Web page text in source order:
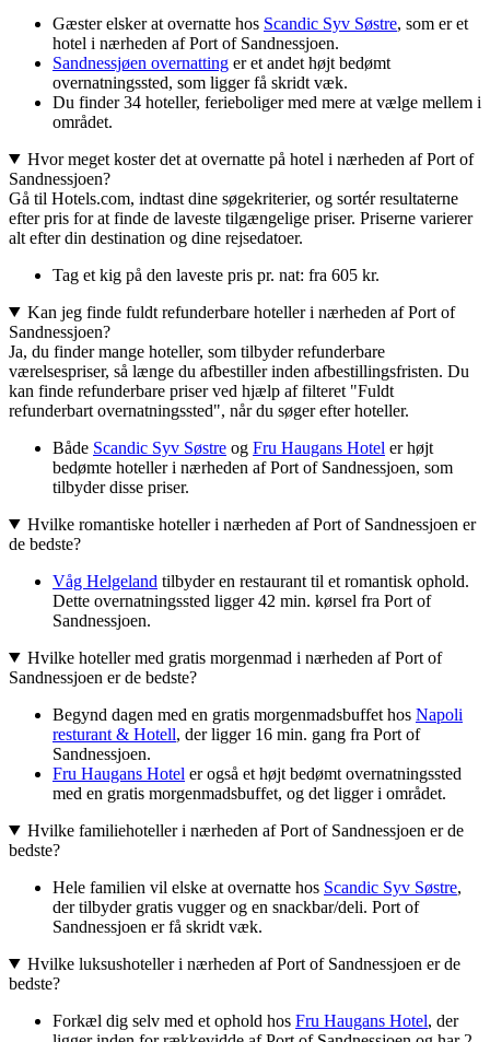
Gæster elsker at overnatte hos Scandic Syv Søstre, som er et
hotel i nærheden af Port of Sandnessjoen.
Sandnessjøen overnatting er et andet højt bedømt
overnatningssted, som ligger få skridt væk.
Du finder 34 hoteller, ferieboliger med mere at vælge mellem i
området.
Hvor meget koster det at overnatte på hotel i nærheden af Port of
Sandnessjoen?
Gå til Hotels.com, indtast dine søgekriterier, og sortér resultaterne
efter pris for at finde de laveste tilgængelige priser. Priserne varierer
alt efter din destination og dine rejsedatoer.
Tag et kig på den laveste pris pr. nat: fra 605 kr.
Kan jeg finde fuldt refunderbare hoteller i nærheden af Port of
Sandnessjoen?
Ja, du finder mange hoteller, som tilbyder refunderbare
værelsespriser, så længe du afbestiller inden afbestillingsfristen. Du
kan finde refunderbare priser ved hjælp af filteret "Fuldt
refunderbart overnatningssted", når du søger efter hoteller.
Både Scandic Syv Søstre og Fru Haugans Hotel er højt
bedømte hoteller i nærheden af Port of Sandnessjoen, som
tilbyder disse priser.
Hvilke romantiske hoteller i nærheden af Port of Sandnessjoen er
de bedste?
Våg Helgeland tilbyder en restaurant til et romantisk ophold.
Dette overnatningssted ligger 42 min. kørsel fra Port of
Sandnessjoen.
Hvilke hoteller med gratis morgenmad i nærheden af Port of
Sandnessjoen er de bedste?
Begynd dagen med en gratis morgenmadsbuffet hos Napoli
resturant & Hotell, der ligger 16 min. gang fra Port of
Sandnessjoen.
Fru Haugans Hotel er også et højt bedømt overnatningssted
med en gratis morgenmadsbuffet, og det ligger i området.
Hvilke familiehoteller i nærheden af Port of Sandnessjoen er de
bedste?
Hele familien vil elske at overnatte hos Scandic Syv Søstre,
der tilbyder gratis vugger og en snackbar/deli. Port of
Sandnessjoen er få skridt væk.
Hvilke luksushoteller i nærheden af Port of Sandnessjoen er de
bedste?
Forkæl dig selv med et ophold hos Fru Haugans Hotel, der